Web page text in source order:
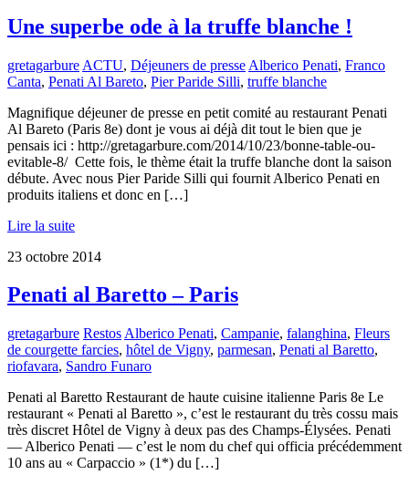
Une superbe ode à la truffe blanche !
gretagarbure ACTU, Déjeuners de presse Alberico Penati, Franco
Canta, Penati Al Bareto, Pier Paride Silli, truffe blanche
Magnifique déjeuner de presse en petit comité au restaurant Penati
Al Bareto (Paris 8e) dont je vous ai déjà dit tout le bien que je
pensais ici : http://gretagarbure.com/2014/10/23/bonne-table-ou-
evitable-8/ Cette fois, le thème était la truffe blanche dont la saison
débute. Avec nous Pier Paride Silli qui fournit Alberico Penati en
produits italiens et donc en […]
Lire la suite
23 octobre 2014
Penati al Baretto – Paris
gretagarbure Restos Alberico Penati, Campanie, falanghina, Fleurs
de courgette farcies, hôtel de Vigny, parmesan, Penati al Baretto,
riofavara, Sandro Funaro
Penati al Baretto Restaurant de haute cuisine italienne Paris 8e Le
restaurant « Penati al Baretto », c’est le restaurant du très cossu mais
très discret Hôtel de Vigny à deux pas des Champs-Élysées. Penati
— Alberico Penati — c’est le nom du chef qui officia précédemment
10 ans au « Carpaccio » (1*) du […]